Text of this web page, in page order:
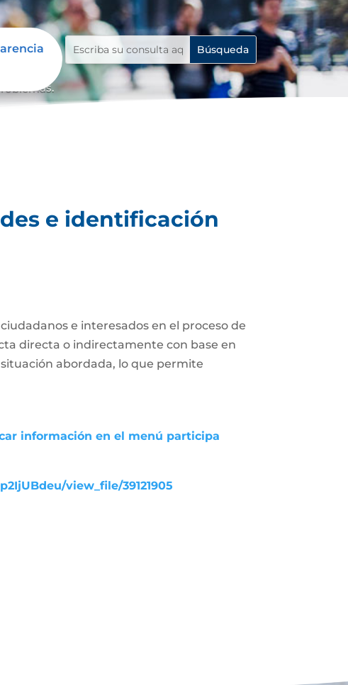
e identificación
e interesados en el proceso de
directa o indirectamente con base en
abordada, lo que permite
información en el menú participa
view_file/39121905